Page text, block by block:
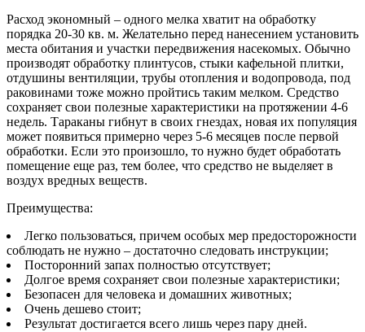
Расход экономный – одного мелка хватит на обработку
порядка 20-30 кв. м. Желательно перед нанесением установить
места обитания и участки передвижения насекомых. Обычно
производят обработку плинтусов, стыки кафельной плитки,
отдушины вентиляции, трубы отопления и водопровода, под
раковинами тоже можно пройтись таким мелком. Средство
сохраняет свои полезные характеристики на протяжении 4-6
недель. Тараканы гибнут в своих гнездах, новая их популяция
может появиться примерно через 5-6 месяцев после первой
обработки. Если это произошло, то нужно будет обработать
помещение еще раз, тем более, что средство не выделяет в
воздух вредных веществ.
Преимущества:
Легко пользоваться, причем особых мер предосторожности
соблюдать не нужно – достаточно следовать инструкции;
Посторонний запах полностью отсутствует;
Долгое время сохраняет свои полезные характеристики;
Безопасен для человека и домашних животных;
Очень дешево стоит;
Результат достигается всего лишь через пару дней.